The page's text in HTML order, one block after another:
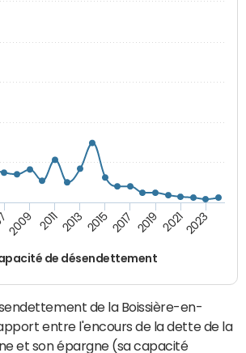
de désendettement
2009 2011 2013 2015 2017 2019 20212023
de la Boissière-en-
entre l'encours de la dette de la
et son épargne (sa capacité